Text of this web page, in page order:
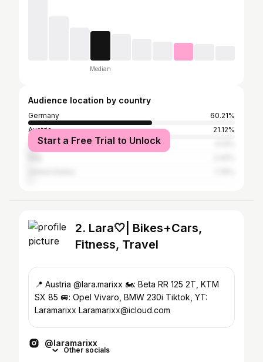
Median
Audience location by country
Germany
60.21%
Austria
21.12%
Switzerland
Start a Free Trial to Unlock
2. Lara🤍| Bikes+Cars,
Fitness, Travel
📍 Austria @lara.marixx 🏍: Beta RR 125 2T, KTM
SX 85 🚐: Opel Vivaro, BMW 230i Tiktok, YT:
Laramarixx Laramarixx@icloud.com
@laramarixx
Other socials